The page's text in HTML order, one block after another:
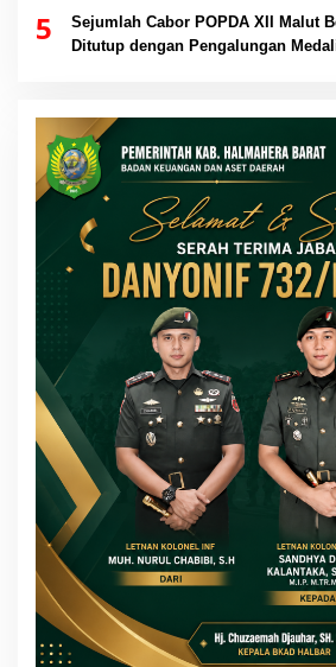
5
Sejumlah Cabor POPDA XII Malut
Ditutup dengan Pengalungan